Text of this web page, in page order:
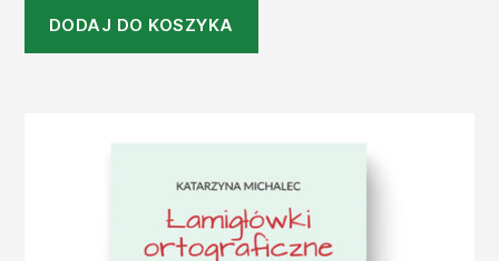
DODAJ DO KOSZYKA